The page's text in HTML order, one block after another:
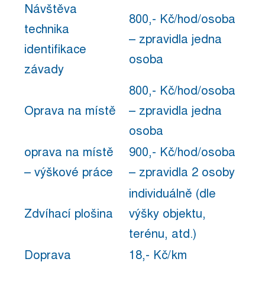
Návštěva
technika
identifikace
závady
800,- Kč/hod/osoba
– zpravidla jedna
osoba
Oprava na místě
800,- Kč/hod/osoba
– zpravidla jedna
osoba
oprava na místě
– výškové práce
900,- Kč/hod/osoba
– zpravidla 2 osoby
Zdvíhací plošina
individuálně (dle
výšky objektu,
terénu, atd.)
Doprava
18,- Kč/km